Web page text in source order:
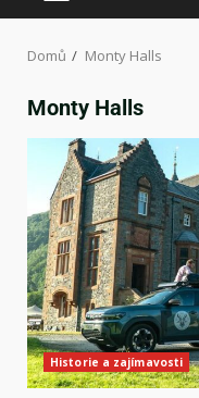
Domů Monty Halls
Monty Halls
Historie a zajímavosti